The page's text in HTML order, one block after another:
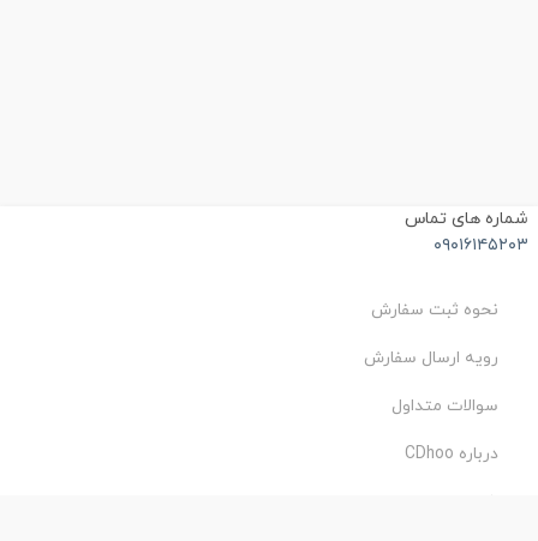
شماره های تماس
۰۹۰۱۶۱۴۵۲۰۳
نحوه ثبت سفارش
رویه ارسال سفارش
سوالات متداول
درباره CDhoo